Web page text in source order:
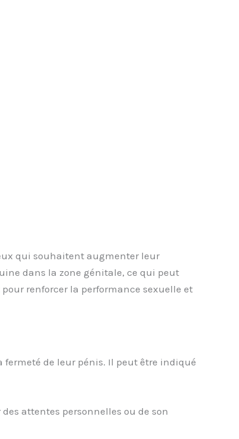
qui souhaitent augmenter leur
dans la zone génitale, ce qui peut
renforcer la performance sexuelle et
de leur pénis. Il peut être indiqué
attentes personnelles ou de son